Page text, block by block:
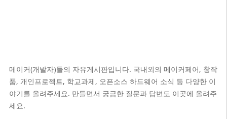
메이커(개발자)들의 자유게시판입니다. 국내외의 메이커페어, 창작
품, 개인프로젝트, 학교과제, 오픈소스 하드웨어 소식 등 다양한 이
야기를 올려주세요. 만들면서 궁금한 질문과 답변도 이곳에 올려주
세요.